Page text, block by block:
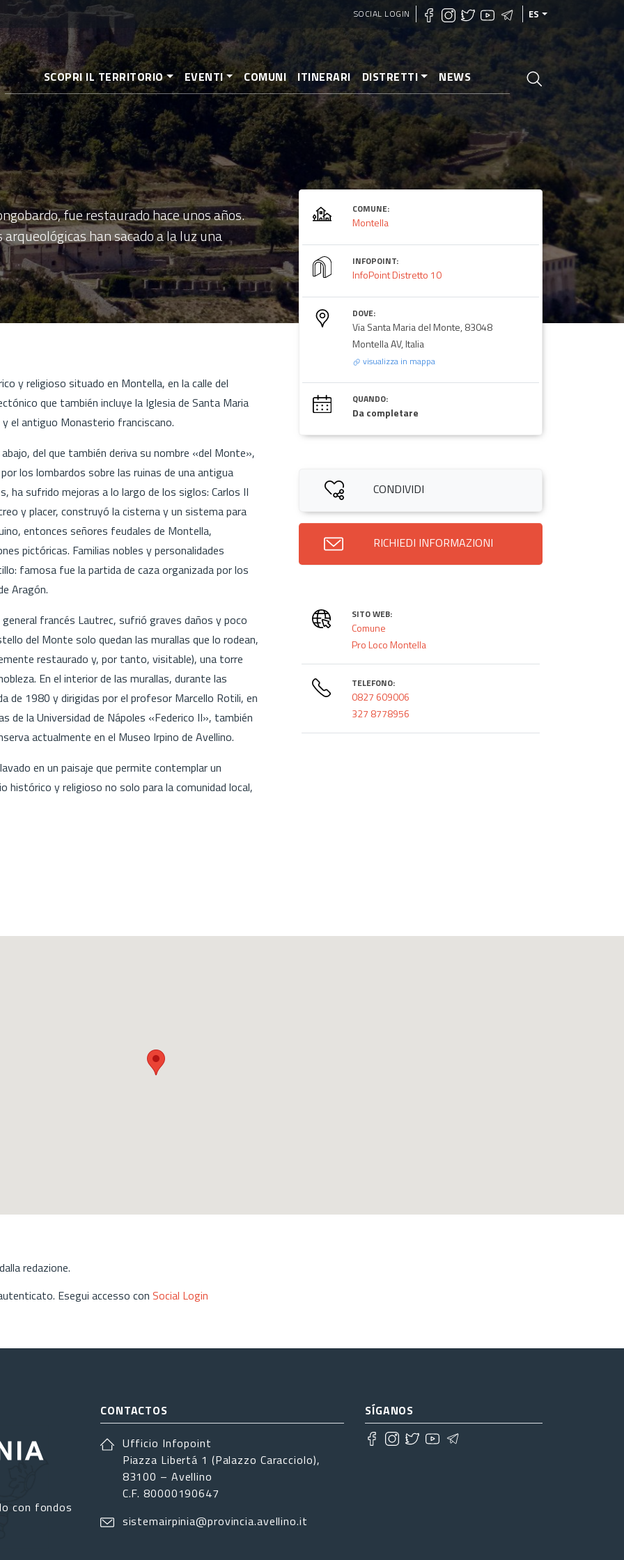
al
contenido
principal
SOCIAL LOGIN ES
SCOPRI IL TERRITORIO EVENTI COMUNI ITINERARI DISTRETTI NEWS
fue restaurado hace unos años.
han sacado a la luz una
y religioso situado en Montella, en la calle del
que también incluye la Iglesia de Santa Maria
el antiguo Monasterio franciscano.
del que también deriva su nombre «del Monte»,
los lombardos sobre las ruinas de una antigua
ha sufrido mejoras a lo largo de los siglos: Carlos II
y placer, construyó la cisterna y un sistema para
entonces señores feudales de Montella,
pictóricas. Familias nobles y personalidades
famosa fue la partida de caza organizada por los
Aragón.
francés Lautrec, sufrió graves daños y poco
del Monte solo quedan las murallas que lo rodean,
restaurado y, por tanto, visitable), una torre
En el interior de las murallas, durante las
de 1980 y dirigidas por el profesor Marcello Rotili, en
de la Universidad de Nápoles «Federico II», también
actualmente en el Museo Irpino de Avellino.
en un paisaje que permite contemplar un
y religioso no solo para la comunidad local,
COMUNE:
Montella
INFOPOINT:
InfoPoint Distretto 10
DOVE:
Via Santa Maria del Monte, 83048
Montella AV, Italia
visualizza in mappa
QUANDO:
Da completare
CONDIVIDI
RICHIEDI INFORMAZIONI
SITO WEB:
Comune
Pro Loco Montella
TELEFONO:
0827 609006
327 8778956
redazione.
Esegui accesso con Social Login
con fondos
CONTACTOS
Ufficio Infopoint
Piazza Libertá 1 (Palazzo Caracciolo),
83100 – Avellino
C.F. 80000190647
sistemairpinia@provincia.avellino.it
SÍGANOS